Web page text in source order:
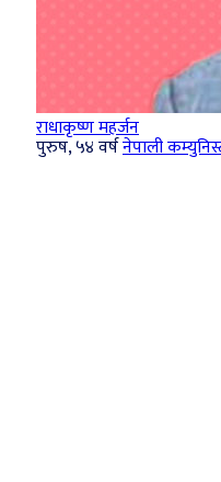
राधाकृष्ण महर्जन
पुरुष, ५४ वर्षनेपाली